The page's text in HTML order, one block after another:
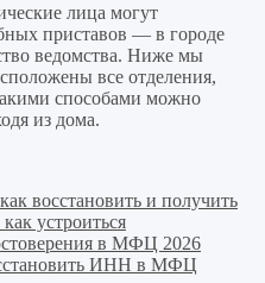
лица могут
приставов — в городе
ведомства. Ниже мы
все отделения,
способами можно
из дома.
восстановить и получить
устроиться
в МФЦ 2026
ИНН в МФЦ